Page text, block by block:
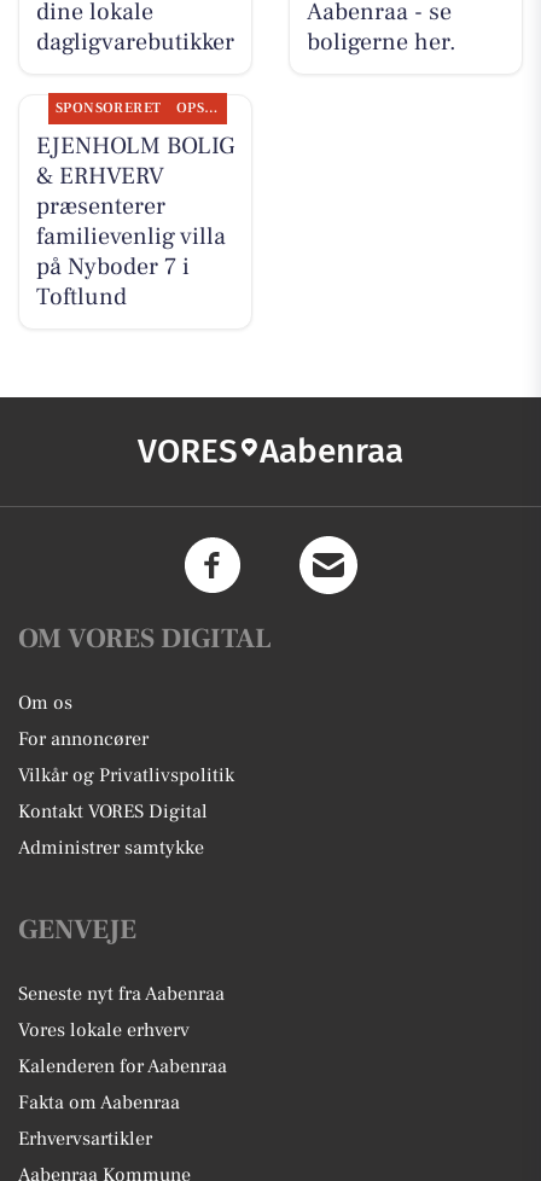
dine lokale
dagligvarebutikker
Aabenraa - se
boligerne her.
SPONSORERET OPSLAGSTAVLEN
EJENHOLM BOLIG
& ERHVERV
præsenterer
familievenlig villa
på Nyboder 7 i
Toftlund
VORES Aabenraa
OM VORES DIGITAL
Om os
For annoncører
Vilkår og Privatlivspolitik
Kontakt VORES Digital
Administrer samtykke
GENVEJE
Seneste nyt fra Aabenraa
Vores lokale erhverv
Kalenderen for Aabenraa
Fakta om Aabenraa
Erhvervsartikler
Aabenraa Kommune